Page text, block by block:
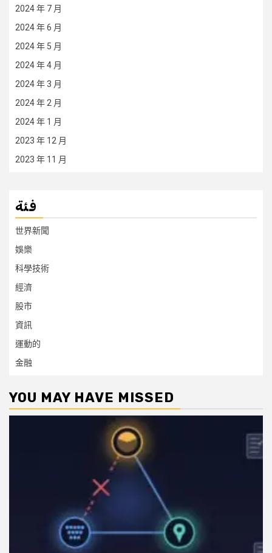
2024 年 7 月
2024 年 6 月
2024 年 5 月
2024 年 4 月
2024 年 3 月
2024 年 2 月
2024 年 1 月
2023 年 12 月
2023 年 11 月
فئة
世界新聞
娛樂
科學技術
經濟
股市
資訊
運動的
金融
YOU MAY HAVE MISSED